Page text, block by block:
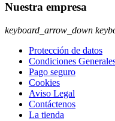
Nuestra empresa
keyboard_arrow_down
Protección de datos
Condiciones
Pago seguro
Cookies
Aviso Legal
Contáctenos
La tienda